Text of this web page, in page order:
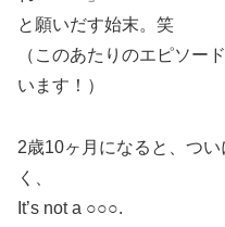
と願いだす始末。笑
（このあたりのエピソー
います！）
2歳10ヶ月になると、つ
く、
It’s not a ○○○.